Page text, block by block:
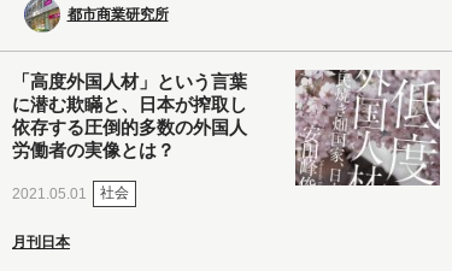
都市商業研究所
「高度外国人材」という言葉
に潜む欺瞞と、日本が搾取し
依存する圧倒的多数の外国人
労働者の実像とは？
2021.05.01 社会
月刊日本